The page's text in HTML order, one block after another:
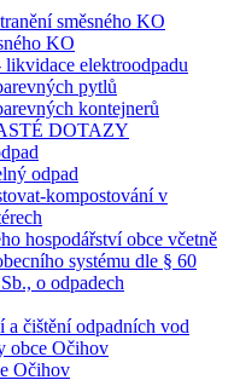
směsného KO
KO
elektroodpadu
pytlů
kontejnerů
DOTAZY
odpad
kompostování v
hospodářství obce včetně
systému dle § 60
o odpadech
a čištění odpadních vod
obce Očihov
Očihov